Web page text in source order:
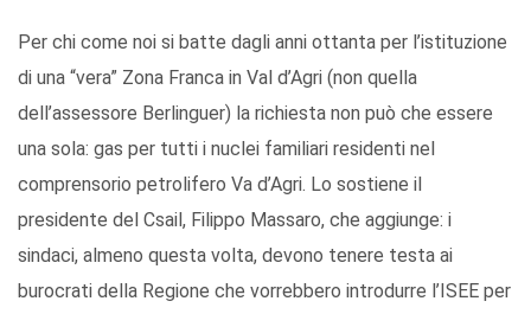
Per chi come noi si batte dagli anni ottanta per l’istituzione
di una “vera” Zona Franca in Val d’Agri (non quella
dell’assessore Berlinguer) la richiesta non può che essere
una sola: gas per tutti i nuclei familiari residenti nel
comprensorio petrolifero Va d’Agri. Lo sostiene il
presidente del Csail, Filippo Massaro, che aggiunge: i
sindaci, almeno questa volta, devono tenere testa ai
burocrati della Regione che vorrebbero introdurre l’ISEE per